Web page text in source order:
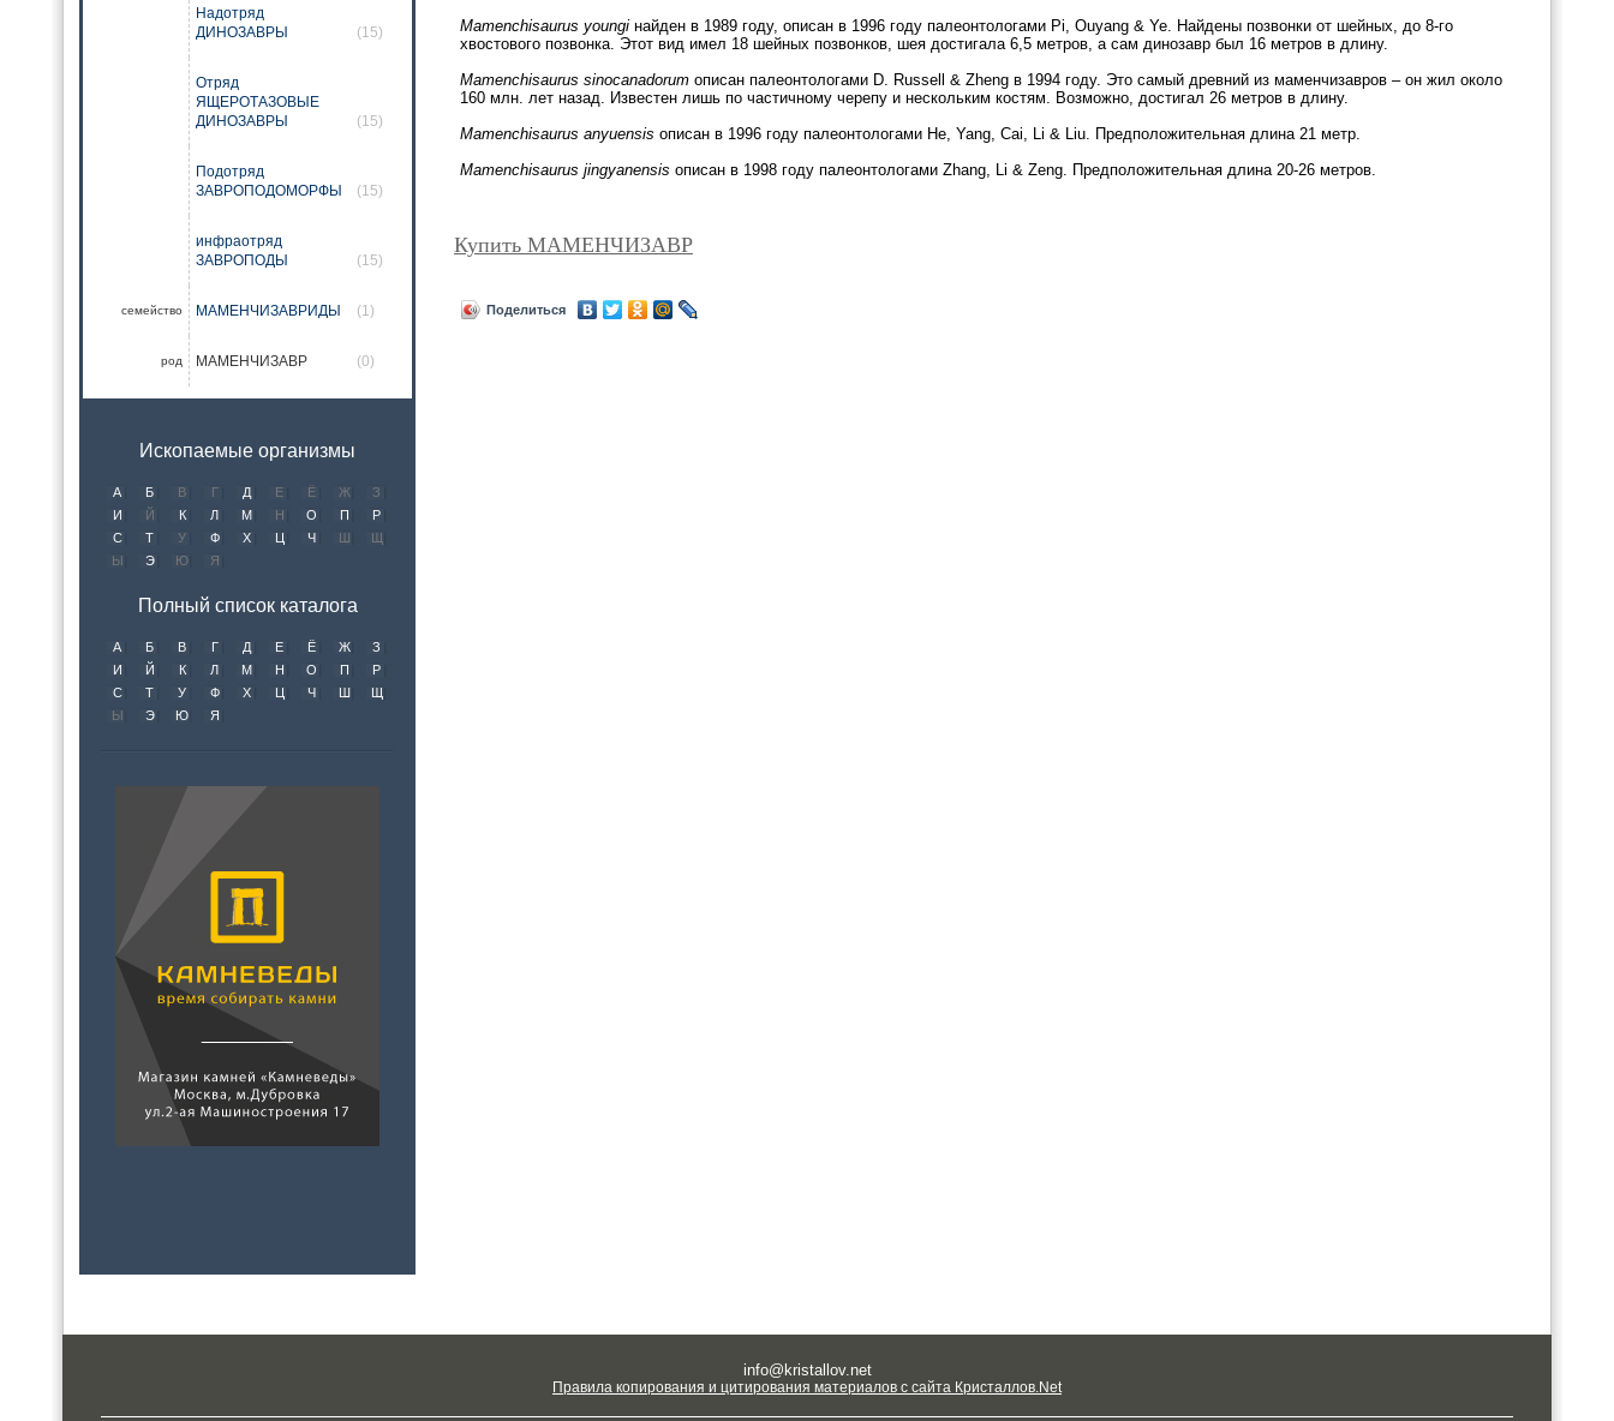
Надотряд
ДИНОЗАВРЫ
(15)
Отряд
ЯЩЕРОТАЗОВЫЕ
ДИНОЗАВРЫ
(15)
Подотряд
ЗАВРОПОДОМОРФЫ
(15)
инфраотряд
ЗАВРОПОДЫ
(15)
семейство МАМЕНЧИЗАВРИДЫ (1)
род МАМЕНЧИЗАВР (0)
Ископаемые организмы
А Б В Г Д Е Ё Ж
З
И
Й К Л М Н О П
Р
С
Т У Ф Х Ц Ч Ш
Щ
Ы
Э Ю Я
Полный список каталога
А Б В Г Д Е Ё Ж
З
И
Й К Л М Н О П
Р
С
Т У Ф Х Ц Ч Ш
Щ
Ы
Э Ю Я
Mamenchisaurus youngi найден в 1989 году, описан в 1996 году палеонтологами Pi, Ouyang & Ye. Найдены позвонки от шейных, до 8-го
хвостового позвонка. Этот вид имел 18 шейных позвонков, шея достигала 6,5 метров, а сам динозавр был 16 метров в длину.
Mamenchisaurus sinocanadorum описан палеонтологами D. Russell & Zheng в 1994 году. Это самый древний из маменчизавров – он жил около
160 млн. лет назад. Известен лишь по частичному черепу и нескольким костям. Возможно, достигал 26 метров в длину.
Mamenchisaurus anyuensis описан в 1996 году палеонтологами He, Yang, Cai, Li & Liu. Предположительная длина 21 метр.
Mamenchisaurus jingyanensis описан в 1998 году палеонтологами Zhang, Li & Zeng. Предположительная длина 20-26 метров.
Купить МАМЕНЧИЗАВР
Поделиться
info@kristallov.net
Правила копирования и цитирования материалов с сайта Кристаллов.Net